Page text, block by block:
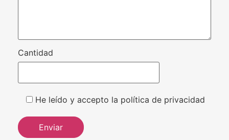
Cantidad
He leído y accepto la política de privacidad